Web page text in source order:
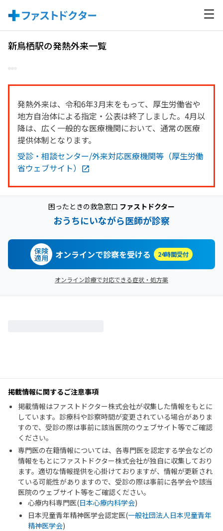
新鳥栖駅の発熱外来一覧
発熱外来は、令和6年3月末をもって、厚生労働省や
地方自治体による指定・公表は終了しました。4月以
降は、広く一般的な医療機関において、通常の医療
提供体制となります。
受診・相談センター/外来対応医療機関等（厚生労働
省ウェブサイト）
困ったときの救急窓口 ファストドクター
おうちにいながら医師が診察
保険
適用 オンラインで診察を受ける 24時間受付
オンライン診療で対応できる症状・処方薬
掲載情報に関するご注意事項
掲載情報はファストドクター株式会社が収集した情報をもとに
しています。診療科や診察時間が変更されている場合がありま
すので、受診の際は事前に該当医院のウェブサイト等でご確認
ください。
専門医の在籍情報については、各専門医を認定する学会などの
情報をもとにファストドクター株式会社が独自に収集しており
ます。適切な情報提供を心掛けておりますが、情報が更新され
ている可能性がありますので、受診の際は事前に各学会や該当
医院のウェブサイト等をご確認ください。
心療内科専門医(日本心療内科学会)
日本児童青年精神医学会認定医(一般社団法人日本児童青年
精神医学会)